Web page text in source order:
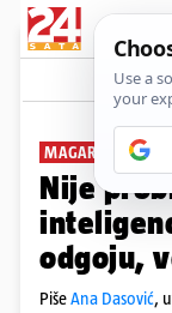
MAGAREĆA KLUPA
Nije
odgoju,
PišeAna Dasović,